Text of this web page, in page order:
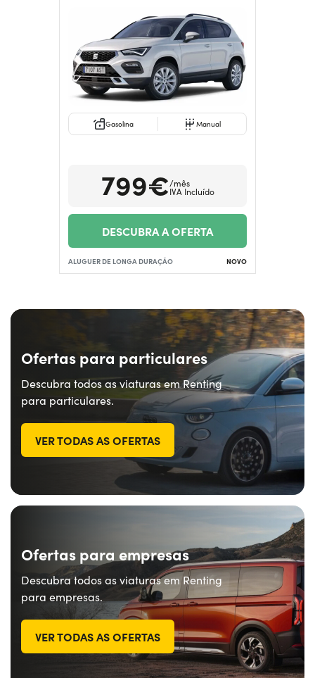
Gasolina Manual
799€/mês
IVA Incluído
DESCUBRA A OFERTA
ALUGUER DE LONGA DURAÇÃO NOVO
Ofertas para particulares
Descubra todos as viaturas em Renting
para particulares.
VER TODAS AS OFERTAS
Ofertas para empresas
Descubra todos as viaturas em Renting
para empresas.
VER TODAS AS OFERTAS